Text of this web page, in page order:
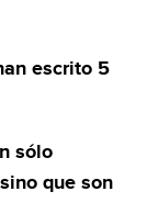
escrito 5
sólo
que son